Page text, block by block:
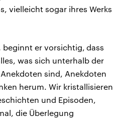
vielleicht sogar ihres Werks
beginnt er vorsichtig‚ dass
was sich unterhalb der
sind, Anekdoten
herum. Wir kristallisieren
und Episoden,
die Überlegung